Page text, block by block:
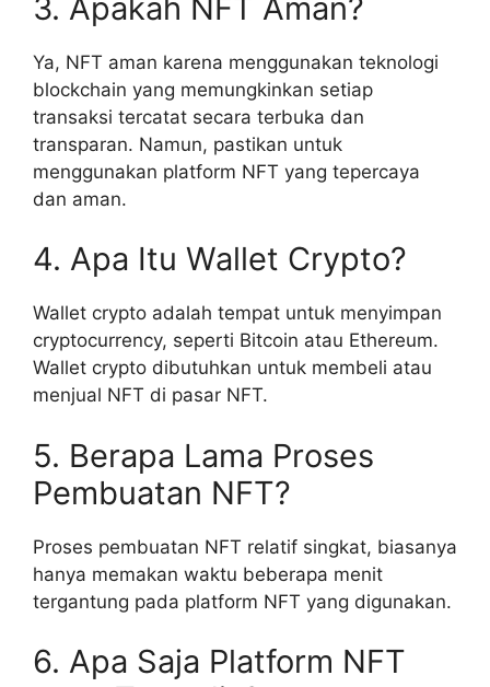
3. Apakah NFT Aman?
Ya, NFT aman karena menggunakan teknologi
blockchain yang memungkinkan setiap
transaksi tercatat secara terbuka dan
transparan. Namun, pastikan untuk
menggunakan platform NFT yang tepercaya
dan aman.
4. Apa Itu Wallet Crypto?
Wallet crypto adalah tempat untuk menyimpan
cryptocurrency, seperti Bitcoin atau Ethereum.
Wallet crypto dibutuhkan untuk membeli atau
menjual NFT di pasar NFT.
5. Berapa Lama Proses
Pembuatan NFT?
Proses pembuatan NFT relatif singkat, biasanya
hanya memakan waktu beberapa menit
tergantung pada platform NFT yang digunakan.
6. Apa Saja Platform NFT